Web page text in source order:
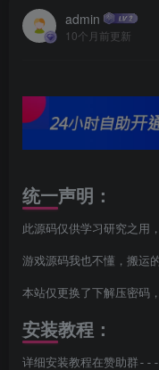
admin
10个月前更新
统一声明：
此源码仅供学习研究之用
游戏源码我也不懂，搬运
本站仅更换了下解压密码
安装教程：
详细安装教程在赞助群